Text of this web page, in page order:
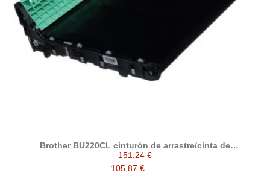
Brother BU220CL cinturón de arrastre/cinta de
transferencia compatible
151,24 €
105,87 €